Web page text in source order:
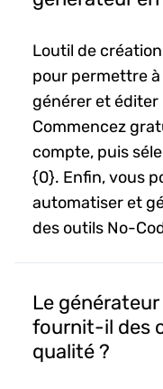
Loutil de
pour permettre
générer et
Commencez
compte, puis
{0}. Enfin, vous
automatiser et
des outils No-
Le
fournit-il des
qualité ?